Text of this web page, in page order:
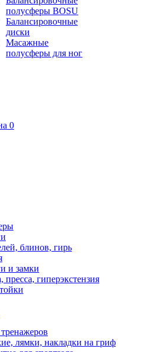
полусферы BOSU
Балансировочные
диски
Масажные
полусферы для ног
0
блинов, гирь
и замки
гиперэкстензия
лямки, накладки на гриф